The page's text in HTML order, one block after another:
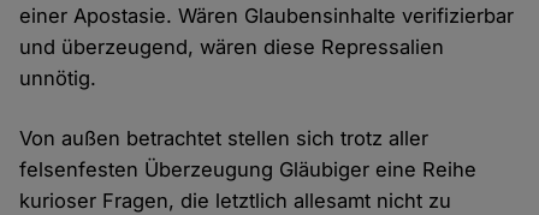
einer Apostasie. Wären Glaubensinhalte verifizierbar
und überzeugend, wären diese Repressalien
unnötig.
Von außen betrachtet stellen sich trotz aller
felsenfesten Überzeugung Gläubiger eine Reihe
kurioser Fragen, die letztlich allesamt nicht zu